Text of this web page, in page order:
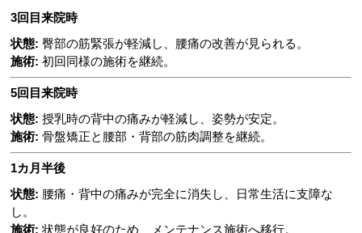
3回目来院時
状態: 臀部の筋緊張が軽減し、腰痛の改善が見られる。
施術: 初回同様の施術を継続。
5回目来院時
状態: 授乳時の背中の痛みが軽減し、姿勢が安定。
施術: 骨盤矯正と腰部・背部の筋肉調整を継続。
1カ月半後
状態: 腰痛・背中の痛みが完全に消失し、日常生活に支障な
し。
施術: 状態が良好のため、メンテナンス施術へ移行。